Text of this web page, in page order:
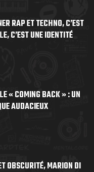
RAP ET TECHNO, C’EST
C’EST UNE IDENTITÉ
« COMING BACK » : UN
AUDACIEUX
OBSCURITÉ, MARION DI